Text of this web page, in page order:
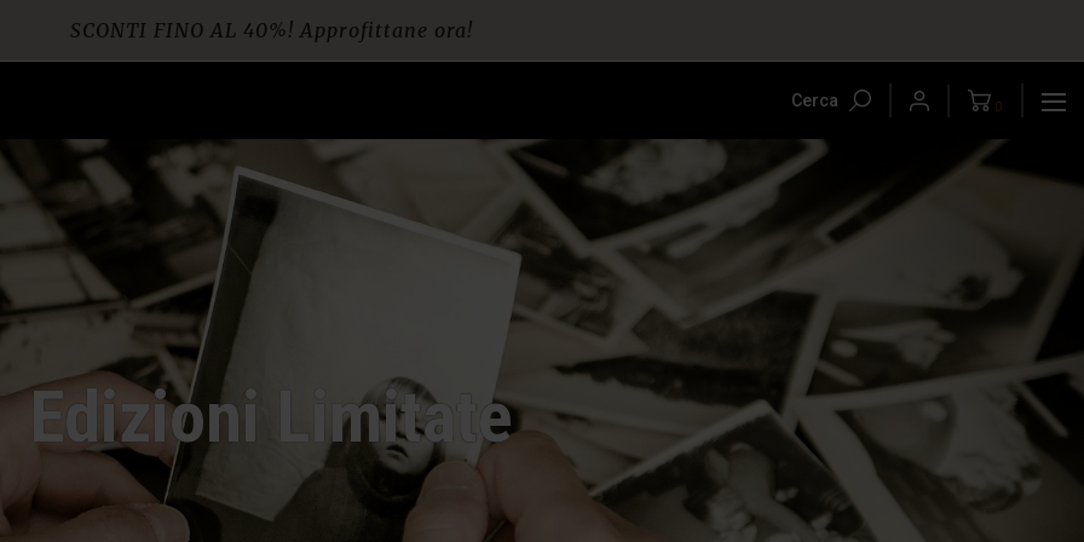
SCONTI FINO AL 40%! Approfittane ora!
Cerca 0
Edizioni Limitate